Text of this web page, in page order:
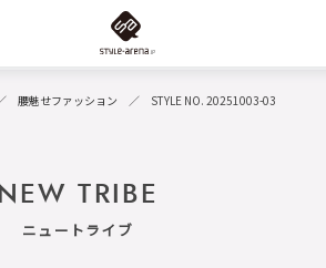
腰魅せファッション STYLE NO. 20251003-03
NEW TRIBE
ニュートライブ